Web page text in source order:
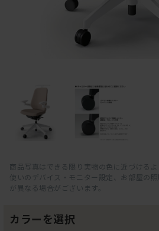
商品写真はできる限り実物の色に近づける
使いのデバイス・モニター設定、お部屋の
が異なる場合がございます。
カラーを選択